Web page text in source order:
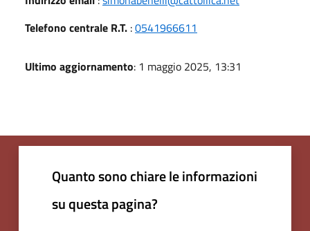
Telefono centrale R.T. :0541966611
Ultimo aggiornamento: 1 maggio 2025, 13:31
Quanto sono chiare le informazioni
su questa pagina?